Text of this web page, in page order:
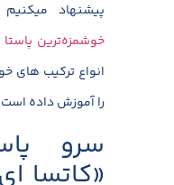
پیشنهاد
خوشمزه‌ترین
انواع ترکیب های
را آموزش داده
سرو